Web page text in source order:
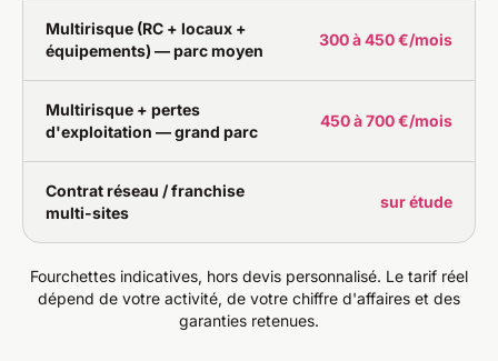
Multirisque (RC + locaux +
équipements) — parc moyen
300 à 450 €/mois
Multirisque + pertes
d'exploitation — grand parc
450 à 700 €/mois
Contrat réseau / franchise
multi-sites
sur étude
Fourchettes indicatives, hors devis personnalisé. Le tarif réel
dépend de votre activité, de votre chiffre d'affaires et des
garanties retenues.